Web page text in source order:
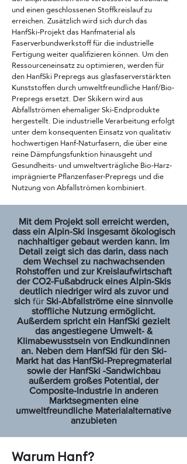
und einen geschlossenen Stoffkreislauf zu
erreichen. Zusätzlich wird sich durch das
HanfSki-Projekt das Hanfmaterial als
Faserverbundwerkstoff für die industrielle
Fertigung weiter qualifizieren können. Um den
Ressourceneinsatz zu optimieren, werden für
den HanfSki Prepregs aus glasfaserverstärkten
Kunststoffen durch umweltfreundliche Hanf/Bio-
Prepregs ersetzt. Der Skikern wird aus
Abfallströmen ehemaliger Ski-Endprodukte
hergestellt. Die industrielle Verarbeitung erfolgt
unter dem konsequenten Einsatz von qualitativ
hochwertigen Hanf-Naturfasern, die über eine
reine Dämpfungsfunktion hinausgeht und
Gesundheits- und umweltverträgliche Bio-Harz-
imprägnierte Pflanzenfaser-Prepregs und die
Nutzung von Abfallströmen kombiniert.
Mit dem Projekt soll erreicht werden,
dass ein Alpin-Ski insgesamt ökologisch
nachhaltiger gebaut werden kann. Im
Detail zeigt sich das darin, dass nach
dem Wechsel zu nachwachsenden
Rohstoffen und zur Kreislaufwirtschaft
der CO2-Fußabdruck eines Alpin-Skis
deutlich niedriger wird als zuvor und
sich für Ski-Abfallströme eine sinnvolle
stoffliche Nutzung ermöglicht.
Außerdem spricht ein HanfSki gezielt
das angestiegene Umwelt- &
Klimabewusstsein von Endkundinnen
an. Neben dem HanfSki für den Ski-
Markt hat das HanfSki-Prepregmaterial
sowie der HanfSki -Sandwichbau
außerdem großes Potential, der
Composite-Industrie in anderen
Marktsegmenten eine
umweltfreundliche Materialalternative
anzubieten
Warum Hanf?